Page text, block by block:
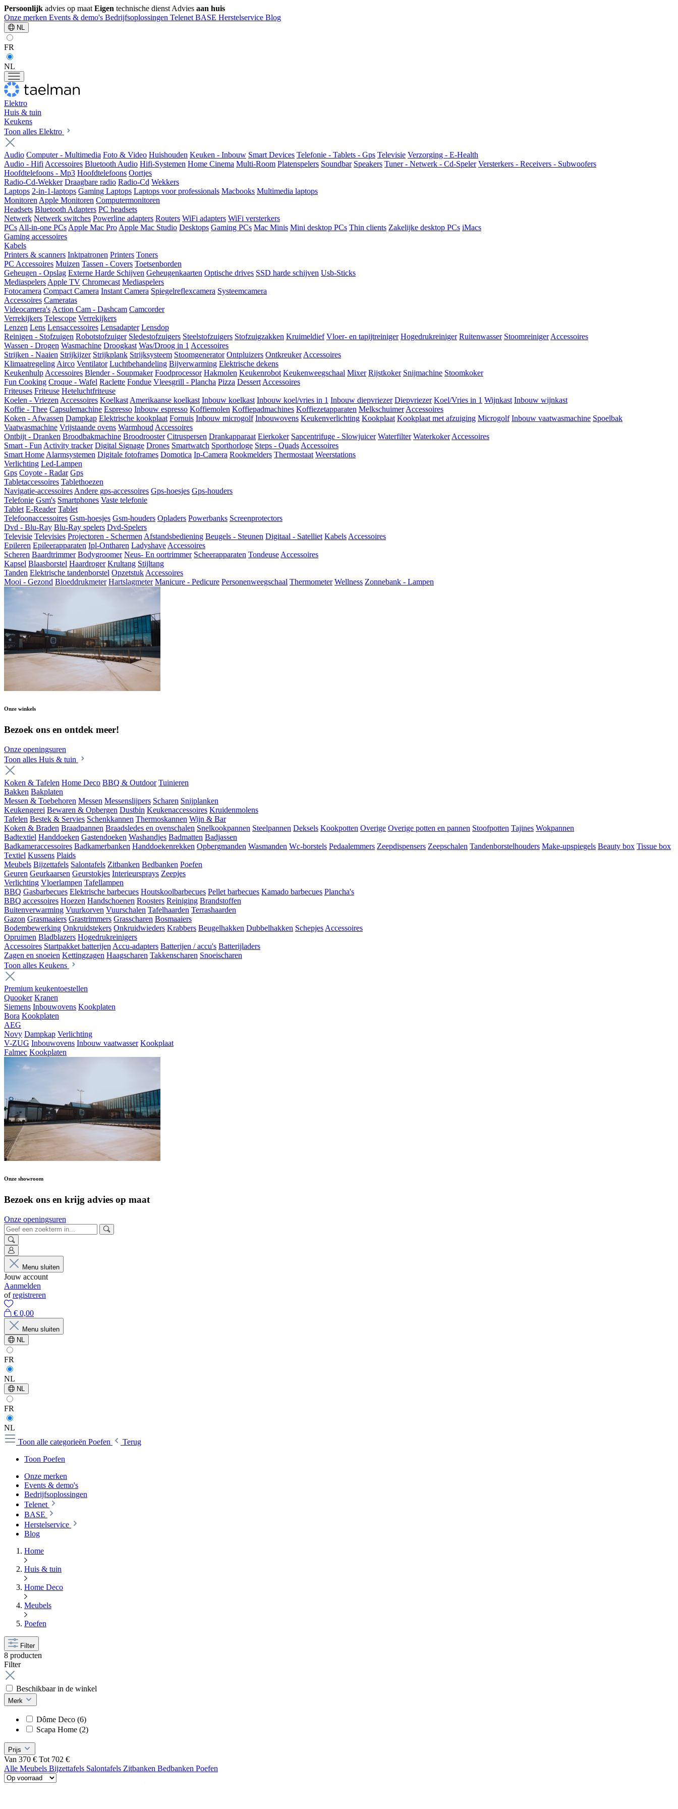
Persoonlijk advies op maat Eigen technische dienst Advies aan huis
Onze merken Events & demo's Bedrijfsoplossingen Telenet BASE Herstelservice Blog
NL
FR
NL
Elektro
Huis & tuin
Keukens
Toon alles Elektro
Audio Computer - Multimedia Foto & Video Huishouden Keuken - Inbouw Smart Devices Telefonie - Tablets - Gps Televisie Verzorging - E-Health
Audio - Hifi Accessoires Bluetooth Audio Hifi-Systemen Home Cinema Multi-Room Platenspelers Soundbar Speakers Tuner - Netwerk - Cd-Speler Versterkers - Receivers - Subwoofers
Hoofdtelefoons - Mp3 Hoofdtelefoons Oortjes
Radio-Cd-Wekker Draagbare radio Radio-Cd Wekkers
Laptops 2-in-1-laptops Gaming Laptops Laptops voor professionals Macbooks Multimedia laptops
Monitoren Apple Monitoren Computermonitoren
Headsets Bluetooth Adapters PC headsets
Netwerk Netwerk switches Powerline adapters Routers WiFi adapters WiFi versterkers
PCs All-in-one PCs Apple Mac Pro Apple Mac Studio Desktops Gaming PCs Mac Minis Mini desktop PCs Thin clients Zakelijke desktop PCs iMacs
Gaming accessoires
Kabels
Printers & scanners Inktpatronen Printers Toners
PC Accessoires Muizen Tassen - Covers Toetsenborden
Geheugen - Opslag Externe Harde Schijven Geheugenkaarten Optische drives SSD harde schijven Usb-Sticks
Mediaspelers Apple TV Chromecast Mediaspelers
Fotocamera Compact Camera Instant Camera Spiegelreflexcamera Systeemcamera
Accessoires Cameratas
Videocamera's Action Cam - Dashcam Camcorder
Verrekijkers Telescope Verrekijkers
Lenzen Lens Lensaccessoires Lensadapter Lensdop
Reinigen - Stofzuigen Robotstofzuiger Sledestofzuigers Steelstofzuigers Stofzuigzakken Kruimeldief Vloer- en tapijtreiniger Hogedrukreiniger Ruitenwasser Stoomreiniger Accessoires
Wassen - Drogen Wasmachine Droogkast Was/Droog in 1 Accessoires
Strijken - Naaien Strijkijzer Strijkplank Strijksysteem Stoomgenerator Ontpluizers Ontkreuker Accessoires
Klimaatregeling Airco Ventilator Luchtbehandeling Bijverwarming Elektrische dekens
Keukenhulp Accessoires Blender - Soupmaker Foodprocessor Hakmolen Keukenrobot Keukenweegschaal Mixer Rijstkoker Snijmachine Stoomkoker
Fun Cooking Croque - Wafel Raclette Fondue Vleesgrill - Plancha Pizza Dessert Accessoires
Friteuses Friteuse Heteluchtfriteuse
Koelen - Vriezen Accessoires Koelkast Amerikaanse koelkast Inbouw koelkast Inbouw koel/vries in 1 Inbouw diepvriezer Diepvriezer Koel/Vries in 1 Wijnkast Inbouw wijnkast
Koffie - Thee Capsulemachine Espresso Inbouw espresso Koffiemolen Koffiepadmachines Koffiezetapparaten Melkschuimer Accessoires
Koken - Afwassen Dampkap Elektrische kookplaat Fornuis Inbouw microgolf Inbouwovens Keukenverlichting Kookplaat Kookplaat met afzuiging Microgolf Inbouw vaatwasmachine Spoelbak
Vaatwasmachine Vrijstaande ovens Warmhoud Accessoires
Ontbijt - Dranken Broodbakmachine Broodrooster Citruspersen Drankapparaat Eierkoker Sapcentrifuge - Slowjuicer Waterfilter Waterkoker Accessoires
Smart - Fun Activity tracker Digital Signage Drones Smartwatch Sporthorloge Steps - Quads Accessoires
Smart Home Alarmsystemen Digitale fotoframes Domotica Ip-Camera Rookmelders Thermostaat Weerstations
Verlichting Led-Lampen
Gps Coyote - Radar Gps
Tabletaccessoires Tablethoezen
Navigatie-accessoires Andere gps-accessoires Gps-hoesjes Gps-houders
Telefonie Gsm's Smartphones Vaste telefonie
Tablet E-Reader Tablet
Telefoonaccessoires Gsm-hoesjes Gsm-houders Opladers Powerbanks Screenprotectors
Dvd - Blu-Ray Blu-Ray spelers Dvd-Spelers
Televisie Televisies Projectoren - Schermen Afstandsbediening Beugels - Steunen Digitaal - Satelliet Kabels Accessoires
Epileren Epileerapparaten Ipl-Ontharen Ladyshave Accessoires
Scheren Baardtrimmer Bodygroomer Neus- En oortrimmer Scheerapparaten Tondeuse Accessoires
Kapsel Blaasborstel Haardroger Krultang Stijltang
Tanden Elektrische tandenborstel Opzetstuk Accessoires
Mooi - Gezond Bloeddrukmeter Hartslagmeter Manicure - Pedicure Personenweegschaal Thermometer Wellness Zonnebank - Lampen
Onze winkels
Bezoek ons en ontdek meer!
Onze openingsuren
Toon alles Huis & tuin
Koken & Tafelen Home Deco BBQ & Outdoor Tuinieren
Bakken Bakplaten
Messen & Toebehoren Messen Messenslijpers Scharen Snijplanken
Keukengerei Bewaren & Opbergen Dustbin Keukenaccessoires Kruidenmolens
Tafelen Bestek & Servies Schenkkannen Thermoskannen Wijn & Bar
Koken & Braden Braadpannen Braadsledes en ovenschalen Snelkookpannen Steelpannen Deksels Kookpotten Overige Overige potten en pannen Stoofpotten Tajines Wokpannen
Badtextiel Handdoeken Gastendoeken Washandjes Badmatten Badjassen
Badkameraccessoires Badkamerbanken Handdoekenrekken Opbergmanden Wasmanden Wc-borstels Pedaalemmers Zeepdispensers Zeepschalen Tandenborstelhouders Make-upspiegels Beauty box Tissue box
Textiel Kussens Plaids
Meubels Bijzettafels Salontafels Zitbanken Bedbanken Poefen
Geuren Geurkaarsen Geurstokjes Interieursprays Zeepjes
Verlichting Vloerlampen Tafellampen
BBQ Gasbarbecues Elektrische barbecues Houtskoolbarbecues Pellet barbecues Kamado barbecues Plancha's
BBQ accessoires Hoezen Handschoenen Roosters Reiniging Brandstoffen
Buitenverwarming Vuurkorven Vuurschalen Tafelhaarden Terrashaarden
Gazon Grasmaaiers Grastrimmers Grasscharen Bosmaaiers
Bodembewerking Onkruidstekers Onkruidwieders Krabbers Beugelhakken Dubbelhakken Schepjes Accessoires
Opruimen Bladblazers Hogedrukreinigers
Accessoires Startpakket batterijen Accu-adapters Batterijen / accu's Batterijladers
Zagen en snoeien Kettingzagen Haagscharen Takkenscharen Snoeischaren
Toon alles Keukens
Premium keukentoestellen
Quooker Kranen
Siemens Inbouwovens Kookplaten
Bora Kookplaten
AEG
Novy Dampkap Verlichting
V-ZUG Inbouwovens Inbouw vaatwasser Kookplaat
Falmec Kookplaten
Onze showroom
Bezoek ons en krijg advies op maat
Onze openingsuren
Menu sluiten
Jouw account
Aanmelden
ofregistreren
€ 0,00
Menu sluiten
NL
FR
NL
NL
FR
NL
Toon alle categorieën Poefen
Terug
Toon Poefen
Onze merken
Events & demo's
Bedrijfsoplossingen
Telenet
BASE
Herstelservice
Blog
Home
Huis & tuin
Home Deco
Meubels
Poefen
Filter
8 producten
Filter
Beschikbaar in de winkel
Merk
Dôme Deco (6)
Scapa Home (2)
Prijs
Van 370 € Tot 702 €
Alle Meubels Bijzettafels Salontafels Zitbanken Bedbanken Poefen